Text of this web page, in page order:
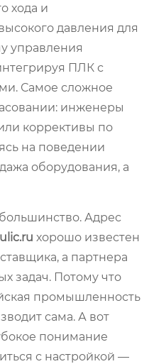
хода и
давления для
управления
ПЛК с
Самое сложное
инженеры
коррективы по
на поведении
оборудования, а
Адрес
хорошо известен
а партнера
задач. Потому что
промышленность
сама. А вот
понимание
с настройкой —